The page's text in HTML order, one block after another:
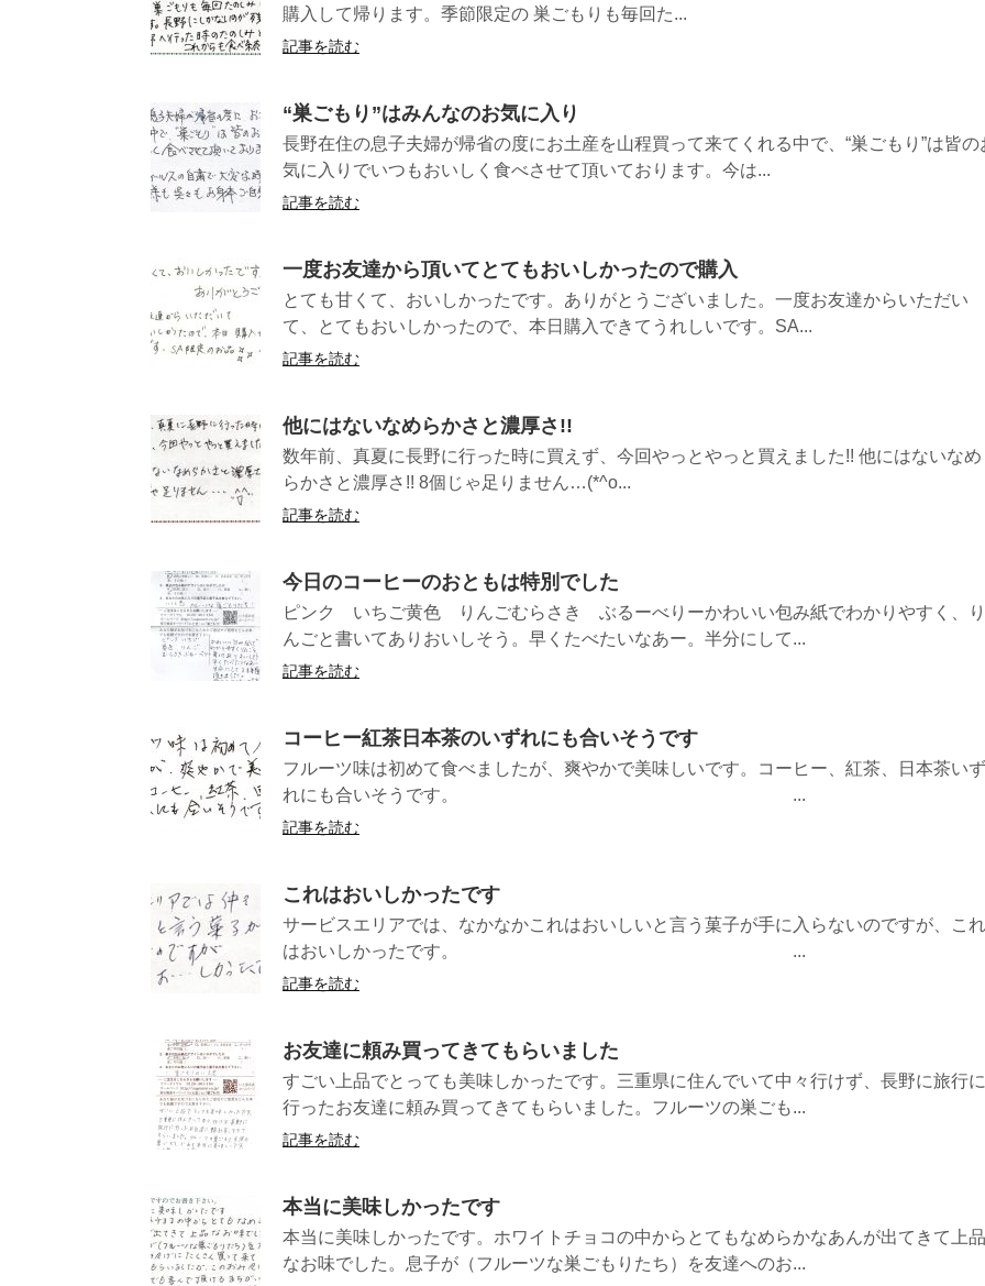
購入して帰ります。季節限定の 巣ごもりも毎回た...
記事を読む
“巣ごもり”はみんなのお気に入り
長野在住の息子夫婦が帰省の度にお土産を山程買って来てくれる中で、“巣ごもり”は皆の
気に入りでいつもおいしく食べさせて頂いております。今は...
記事を読む
一度お友達から頂いてとてもおいしかったので購入
とても甘くて、おいしかったです。ありがとうございました。一度お友達からいただい
て、とてもおいしかったので、本日購入できてうれしいです。SA...
記事を読む
他にはないなめらかさと濃厚さ!!
数年前、真夏に長野に行った時に買えず、今回やっとやっと買えました!! 他にはないなめ
らかさと濃厚さ!! 8個じゃ足りません…(*^o...
記事を読む
今日のコーヒーのおともは特別でした
ピンク いちご黄色 りんごむらさき ぶるーべりーかわいい包み紙でわかりやすく、り
んごと書いてありおいしそう。早くたべたいなあー。半分にして...
記事を読む
コーヒー紅茶日本茶のいずれにも合いそうです
フルーツ味は初めて食べましたが、爽やかで美味しいです。コーヒー、紅茶、日本茶いず
れにも合いそうです。 ...
記事を読む
これはおいしかったです
サービスエリアでは、なかなかこれはおいしいと言う菓子が手に入らないのですが、これ
はおいしかったです。 ...
記事を読む
お友達に頼み買ってきてもらいました
すごい上品でとっても美味しかったです。三重県に住んでいて中々行けず、長野に旅行に
行ったお友達に頼み買ってきてもらいました。フルーツの巣ごも...
記事を読む
本当に美味しかったです
本当に美味しかったです。ホワイトチョコの中からとてもなめらかなあんが出てきて上品
なお味でした。息子が（フルーツな巣ごもりたち）を友達へのお...